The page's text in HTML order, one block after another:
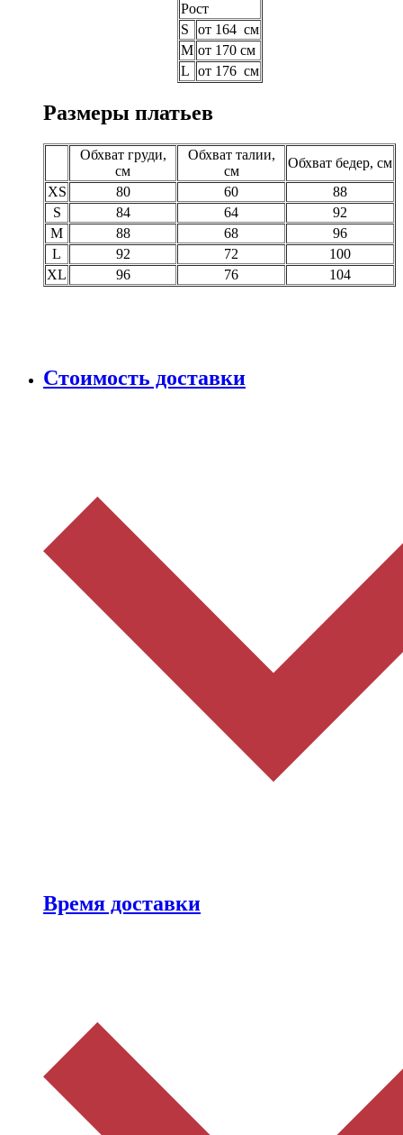
Рост
S
от 164 см
M от 170 см
L от 176 см
Размеры платьев
Обхват груди,
см
Обхват талии,
см
Обхват бедер, см
XS
80 60
88
S
84 64
92
M
88 68
96
L
92 72
100
XL
96 76 104
Стоимость доставки
Время доставки